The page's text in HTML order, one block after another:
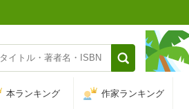
本ランキング 作家ランキング